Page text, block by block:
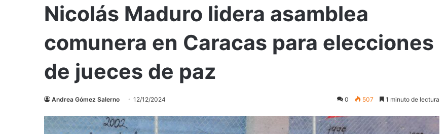
Nicolás Maduro lidera asamblea
comunera en Caracas para elecciones
de jueces de paz
Andrea Gómez Salerno 12/12/2024 0 507 1 minuto de lectura